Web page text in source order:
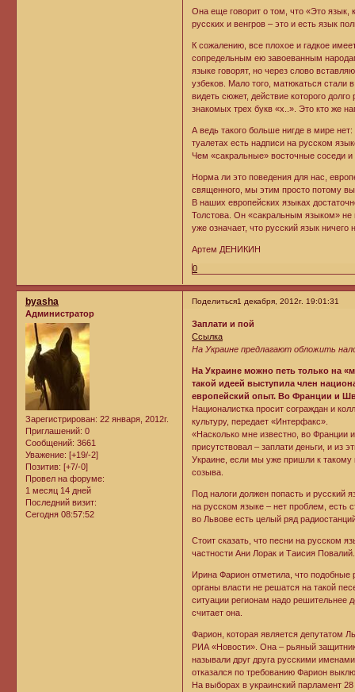
Она еще говорит о том, что «Это язык,
русских и венгров – это и есть язык
К сожалению, все плохое и гадкое
сопредельным ею завоеванным
языке говорят, но через слово
узбеков. Мало того, матюкаться
видеть сюжет, действие которого
знакомых трех букв «х..». Это кто же
А ведь такого больше нигде в мире
туалетах есть надписи на русском
Чем «сакральные» восточные соседи и
Норма ли это поведения для нас,
священного, мы этим просто потому
В наших европейских языках
Толстова. Он «сакральным языком» не
уже означает, что русский язык ничего
Артем ДЕНИКИН
0
Поделиться1 декабря, 2012г. 19:01:31
byasha
Администратор
Зарегистрирован: 22 января, 2012г.
Приглашений: 0
Сообщений: 3661
Уважение: [+19/-2]
Позитив: [+7/-0]
Провел на форуме:
1 месяц 14 дней
Последний визит:
Сегодня 08:57:52
Заплати и пой
Ссылка
На Украине предлагают обложить
На Украине можно петь только на
такой идеей выступила член
европейский опыт. Во Франции и
Националистка просит сограждан и
культуру, передает «Интерфакс».
«Насколько мне известно, во
присутствовал – заплати деньги, и из
Украине, если мы уже пришли к такому
созыва.
Под налоги должен попасть и русский
на русском языке – нет проблем, есть
во Львове есть целый ряд
Стоит сказать, что песни на русском
частности Ани Лорак и Таисия Повалий.
Ирина Фарион отметила, что
органы власти не решатся на такой
ситуации регионам надо решительнее
считает она.
Фарион, которая является депутатом
РИА «Новости». Она – рьяный защитник
называли друг друга русскими
отказался по требованию Фарион
На выборах в украинский парламент